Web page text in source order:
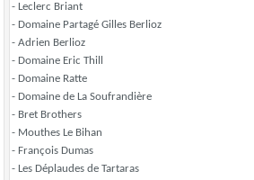
- Leclerc Briant
- Domaine Partagé Gilles Berlioz
- Adrien Berlioz
- Domaine Eric Thill
- Domaine Ratte
- Domaine de La Soufrandière
- Bret Brothers
- Mouthes Le Bihan
- François Dumas
- Les Déplaudes de Tartaras